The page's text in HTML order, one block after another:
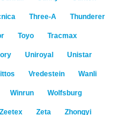
Three-A Thunderer
Toyo Tracmax
Uniroyal Unistar
Vredestein Wanli
Winrun Wolfsburg
Zeetex Zeta Zhongyi